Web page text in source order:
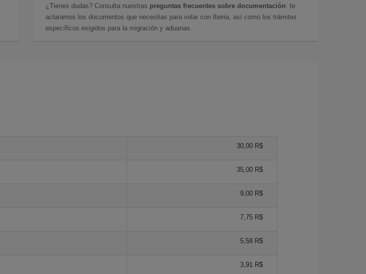
¿Tienes dudas? Consulta nuestras preguntas frecuentes sobre documentación: te
aclaramos los documentos que necesitas para volar con Iberia, así como los trámites
específicos exigidos para la migración y aduanas.
30,00 R$
35,00 R$
9,00 R$
7,75 R$
5,58 R$
3,91 R$